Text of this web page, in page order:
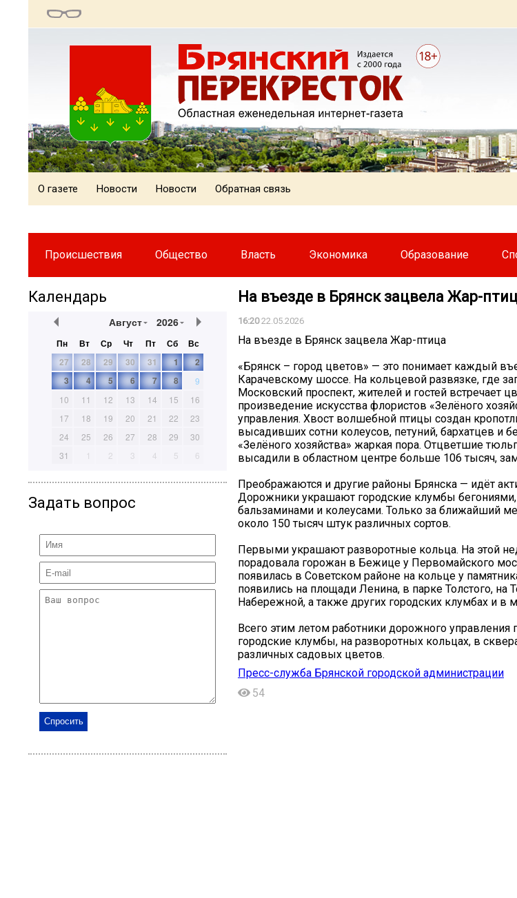
О газете Новости Новости Обратная связь
Происшествия Общество Власть Экономика Образование
Календарь
Август 2026
Пн Вт Ср Чт Пт Сб
Вс
27
28 29 30 31 1
2
3
4 5 6 7 8
9
10
11 12 13 14 15
16
17
18 19 20 21 22
23
24
25 26 27 28 29
30
31
1 2 3 4 5 6
Задать вопрос
На въезде в Брянск зацвела Жар-
16:2022.05.2026
На въезде в Брянск зацвела Жар-птица
«Брянск – город цветов» — это понимает каждый
Карачевскому шоссе. На кольцевой развязке, где
Московский проспект, жителей и гостей встречает
произведение искусства флористов «Зелёного
управления. Хвост волшебной птицы создан
высадивших сотни колеусов, петуний, бархатцев и
«Зелёного хозяйства» жаркая пора. Отцветшие
высадили в областном центре больше 106 тысяч,
Преображаются и другие районы Брянска — идёт
Дорожники украшают городские клумбы
бальзаминами и колеусами. Только за ближайший
около 150 тысяч штук различных сортов.
Первыми украшают разворотные кольца. На этой
порадовала горожан в Бежице у Первомайского
появилась в Советском районе на кольце у
появились на площади Ленина, в парке Толстого, на
Набережной, а также других городских клумбах и в
Всего этим летом работники дорожного управления
городские клумбы, на разворотных кольцах, в
различных садовых цветов.
Пресс-служба Брянской городской администрации
54